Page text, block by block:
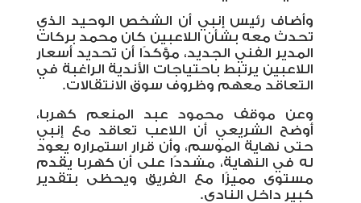
وأضاف رئيس إنبي أن الشخص الوحيد الذي
تحدث معه بشأن اللاعبين كان محمد بركات
المدير الفني الجديد، مؤكدًا أن تحديد أسعار
اللاعبين يرتبط باحتياجات الأندية الراغبة في
التعاقد معهم وظروف سوق الانتقالات.
وعن موقف محمود عبد المنعم كهربا،
أوضح الشريعي أن اللاعب تعاقد مع إنبي
حتى نهاية الموسم، وأن قرار استمراره يعود
له في النهاية، مشددًا على أن كهربا يقدم
مستوى مميزًا مع الفريق ويحظى بتقدير
كبير داخل النادي.